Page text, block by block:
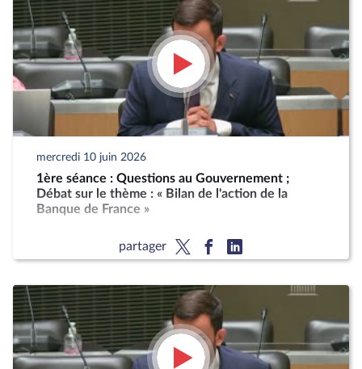
mercredi 10 juin 2026
1ère séance : Questions au Gouvernement ;
Débat sur le thème : « Bilan de l'action de la
Banque de France »
partager